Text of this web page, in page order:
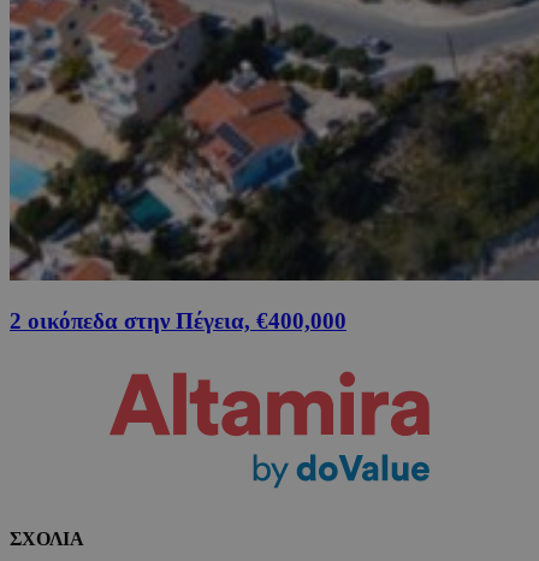
2 οικόπεδα στην Πέγεια, €400,000
ΣΧΟΛΙΑ